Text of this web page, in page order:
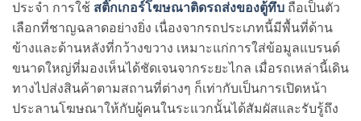
ประจำ การใช้ สติ๊กเกอร์โฆษณาติดรถส่งของตู้ทึบ ถือเป็นตัว
เลือกที่ชาญฉลาดอย่างยิ่ง เนื่องจากรถประเภทนี้มีพื้นที่ด้าน
ข้างและด้านหลังที่กว้างขวาง เหมาะแก่การใส่ข้อมูลแบรนด์
ขนาดใหญ่ที่มองเห็นได้ชัดเจนจากระยะไกล เมื่อรถเหล่านี้เดิน
ทางไปส่งสินค้าตามสถานที่ต่างๆ ก็เท่ากับเป็นการเปิดหน้า
ประลานโฆษณาให้กับผู้คนในระแวกนั้นได้สัมผัสและรับรู้ถึง